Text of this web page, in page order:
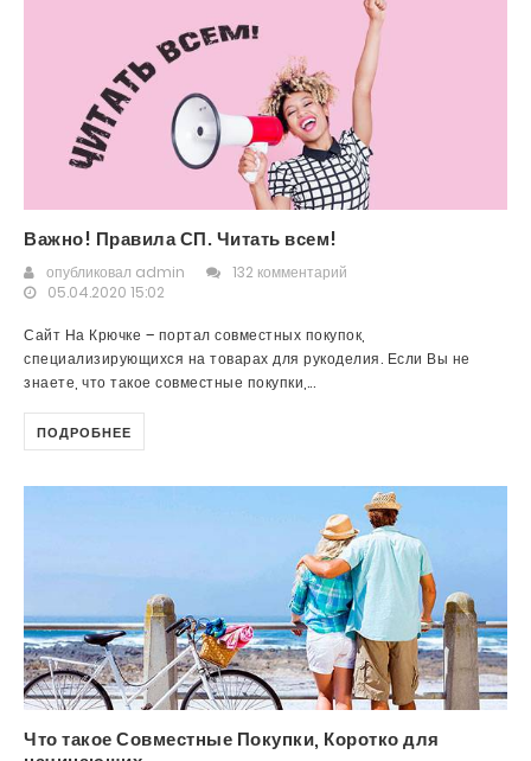
Важно! Правила СП. Читать всем!
опубликовал admin
132 комментарий
05.04.2020 15:02
Сайт На Крючке – портал совместных покупок,
специализирующихся на товарах для рукоделия. Если Вы не
знаете, что такое совместные покупки,...
ПОДРОБНЕЕ
Что такое Совместные Покупки, Коротко для